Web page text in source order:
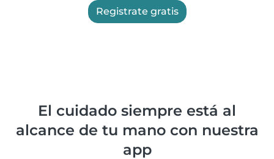
Registrate gratis
El cuidado siempre está al
alcance de tu mano con nuestra
app